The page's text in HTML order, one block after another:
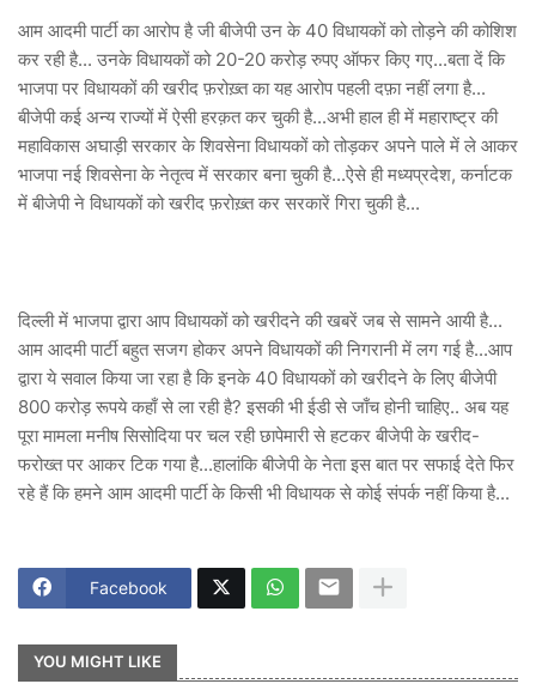
आम आदमी पार्टी का आरोप है जी बीजेपी उन के 40 विधायकों को तोड़ने की कोशिश
कर रही है... उनके विधायकों को 20-20 करोड़ रुपए ऑफर किए गए...बता दें कि
भाजपा पर विधायकों की खरीद फ़रोख़्त का यह आरोप पहली दफ़ा नहीं लगा है...
बीजेपी कई अन्य राज्यों में ऐसी हरक़त कर चुकी है...अभी हाल ही में महाराष्ट्र की
महाविकास अघाड़ी सरकार के शिवसेना विधायकों को तोड़कर अपने पाले में ले आकर
भाजपा नई शिवसेना के नेतृत्व में सरकार बना चुकी है...ऐसे ही मध्यप्रदेश, कर्नाटक
में बीजेपी ने विधायकों को खरीद फ़रोख़्त कर सरकारें गिरा चुकी है...
दिल्ली में भाजपा द्वारा आप विधायकों को खरीदने की खबरें जब से सामने आयी है...
आम आदमी पार्टी बहुत सजग होकर अपने विधायकों की निगरानी में लग गई है...आप
द्वारा ये सवाल किया जा रहा है कि इनके 40 विधायकों को खरीदने के लिए बीजेपी
800 करोड़ रूपये कहाँ से ला रही है? इसकी भी ईडी से जाँच होनी चाहिए.. अब यह
पूरा मामला मनीष सिसोदिया पर चल रही छापेमारी से हटकर बीजेपी के खरीद-
फरोख्त पर आकर टिक गया है...हालांकि बीजेपी के नेता इस बात पर सफाई देते फिर
रहे हैं कि हमने आम आदमी पार्टी के किसी भी विधायक से कोई संपर्क नहीं किया है...
Facebook
YOU MIGHT LIKE